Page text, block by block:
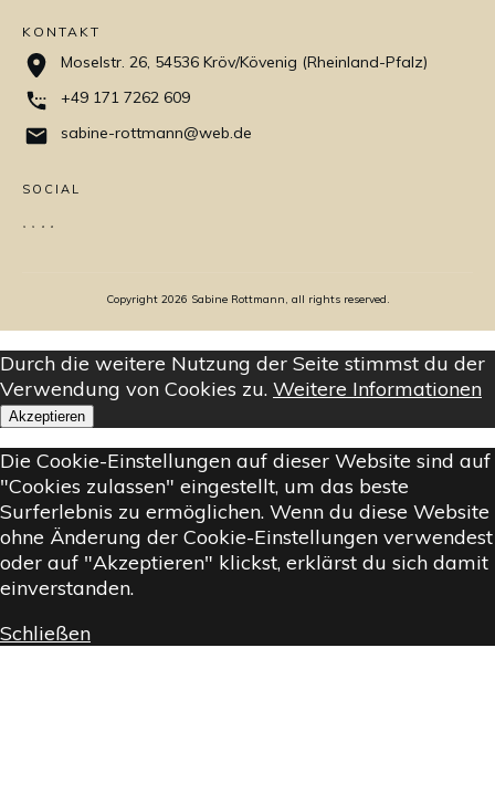
KONTAKT
Moselstr. 26, 54536 Kröv/Kövenig (Rheinland-Pfalz)
+49 171 7262 609
sabine-rottmann@web.de
SOCIAL
Copyright 2026 Sabine Rottmann, all rights reserved.
Durch die weitere Nutzung der Seite stimmst du der
Verwendung von Cookies zu. Weitere Informationen
Akzeptieren
Die Cookie-Einstellungen auf dieser Website sind auf
"Cookies zulassen" eingestellt, um das beste
Surferlebnis zu ermöglichen. Wenn du diese Website
ohne Änderung der Cookie-Einstellungen verwendest
oder auf "Akzeptieren" klickst, erklärst du sich damit
einverstanden.
Schließen